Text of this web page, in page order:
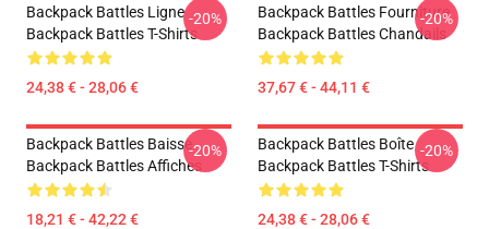
Backpack Battles Ligne
Backpack Battles T-Shirts
24,38 € - 28,06 €
-20%
Backpack Battles Fourniture
Backpack Battles Chandails
37,67 € - 44,11 €
-20%
Backpack Battles Baisse
Backpack Battles Affiches
18,21 € - 42,22 €
-20%
Backpack Battles Boîte
Backpack Battles T-Shirts
24,38 € - 28,06 €
-20%